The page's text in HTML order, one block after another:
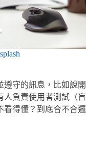
遵守的訊息，比如說開
人負責使用者測試（盲
看得懂？到底合不合邏